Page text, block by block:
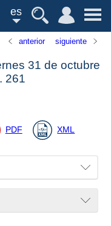
es
anterior siguiente
31 de octubre
261
PDF XML